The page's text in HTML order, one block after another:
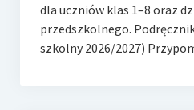
dla uczniów klas 1–8 oraz
przedszkolnego.
szkolny 2026/2027)